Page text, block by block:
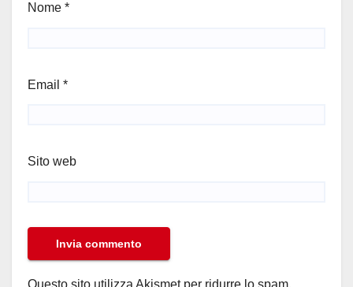
Nome *
Email *
Sito web
Questo sito utilizza Akismet per ridurre lo spam.